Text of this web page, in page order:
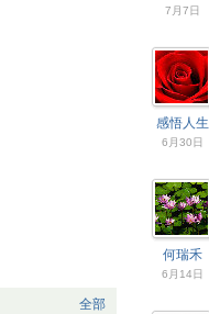
全部
7月7日
感悟人生
6月30日
何瑞禾
6月14日